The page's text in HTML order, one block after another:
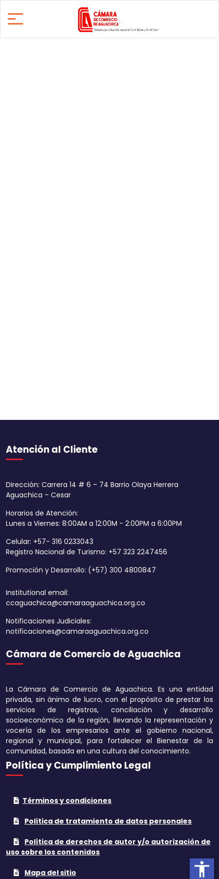
Atención al Cliente
Dirección: Carrera 14 # 6 – 74 Barrio Olaya Herrera
Aguachica – Cesar
Horarios de Atención:
Lunes a Viernes: 8:00AM a 12:00M - 2:00PM a 6:00PM
Celular: +57- 316 0233043
Registro Nacional de Turismo: +57 323 2247456
Promoción y Desarrollo: (+57) 300 4800847
Institutional email:
ccaguachica@camaraaguachica.org.co
Notificaciones Judiciales:
notificaciones@camaraaguachica.org.co
Cámara de Comercio de Aguachica
La Cámara de Comercio de Aguachica. Es una entidad
privada, sin ánimo de lucro, con el propósito de prestar los
servicios de registros, conciliación y desarrollo
socioeconómico de la región, llevando la representación y
vocería de los empresarios ante el gobierno nacional,
regional y municipal, para fortalecer el Bienestar de la
comunidad, basada en una cultura del conocimiento.
Política y Cumplimiento Legal
Términos y condiciones
Política de tratamiento de datos personales
Política de derechos de autor y/o autorización de
uso sobre los contenidos
Mapa del sitio accessibility
Aumentar
Aumentar el
texto
Disminuir el
texto
Aumentar la
Tonos grises
Subrayar enlaces
Cursor grande